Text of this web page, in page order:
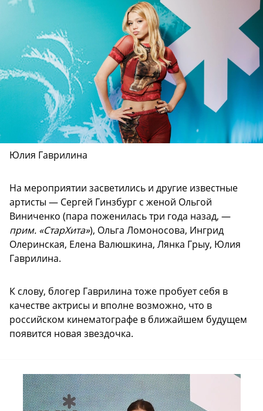
Юлия Гаврилина
На мероприятии засветились и другие известные
артисты — Сергей Гинзбург с женой Ольгой
Виниченко (пара поженилась три года назад, —
прим. «СтарХита»), Ольга Ломоносова, Ингрид
Олеринская, Елена Валюшкина, Лянка Грыу, Юлия
Гаврилина.
К слову, блогер Гаврилина тоже пробует себя в
качестве актрисы и вполне возможно, что в
российском кинематографе в ближайшем будущем
появится новая звездочка.